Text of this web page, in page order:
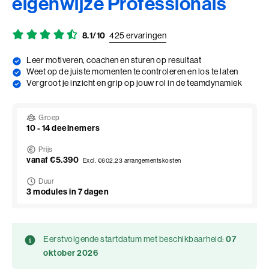
Communicatie
Invloed en verandermanagement
Leiderschap
Persoonlijke ontwikkeling
NIEUW
Ontwikkel oordeelsvermogen in complexe
vraagstukken waar mens en technologie
Young Talent
Professionals
Professionele vaardigheden
Teams
Stevige basis voor leiderschap
Cultuur en leiderschapsontwikkeling
Maatschappelijke impact
Personal Coaching
Executive Coaching
Loopbaancoaching
Keuzes maken: Reflact-now
Coach opleidingen
De Teamcoach
Missie en visie
Locaties
Onze mensen
Positieve impact
Leerfilosofie
Adviesgesprek Incompany
Pers of samenwerkingen
8.1/10 425 ervaringen
Leer motiveren, coachen en sturen op resultaat
Weet op de juiste momenten te controleren en los te laten
Vergroot je inzicht en grip op jouw rol in de teamdynamiek
Groep
10 - 14 deelnemers
Prijs
vanaf €5.390 Excl. €602,23 arrangementskosten
Duur
3 modules in 7 dagen
Eerstvolgende startdatum met beschikbaarheid: 07
oktober 2026